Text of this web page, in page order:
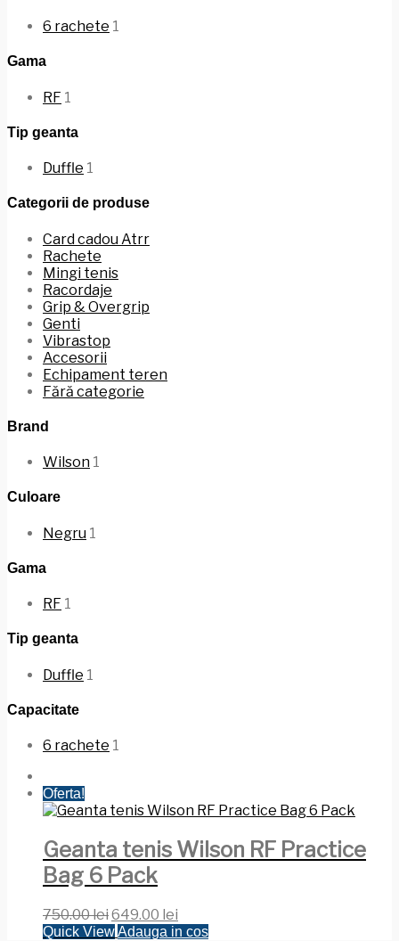
6 rachete 1
Gama
RF 1
Tip geanta
Duffle 1
Categorii de produse
Card cadou Atrr
Rachete
Mingi tenis
Racordaje
Grip & Overgrip
Genti
Vibrastop
Accesorii
Echipament teren
Fără categorie
Brand
Wilson 1
Culoare
Negru 1
Gama
RF 1
Tip geanta
Duffle 1
Capacitate
6 rachete 1
Oferta!
Geanta tenis Wilson RF Practice
Bag 6 Pack
750.00leiPrețul
inițial
649.00 lei
curent
Quick ViewAdauga in cos